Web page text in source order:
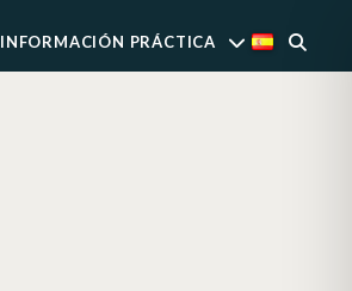
INFORMACIÓN PRÁCTICA